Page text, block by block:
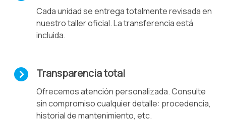
Cada unidad se entrega totalmente revisada en
nuestro taller oficial. La transferencia está
incluida.
Transparencia total
Ofrecemos atención personalizada. Consulte
sin compromiso cualquier detalle: procedencia,
historial de mantenimiento, etc.